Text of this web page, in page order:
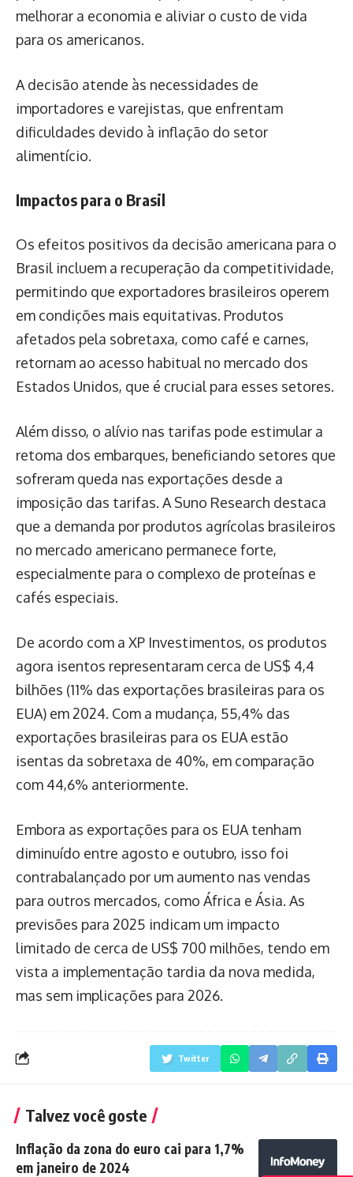
melhorar a economia e aliviar o custo de vida
para os americanos.
A decisão atende às necessidades de
importadores e varejistas, que enfrentam
dificuldades devido à inflação do setor
alimentício.
Impactos para o Brasil
Os efeitos positivos da decisão americana para o
Brasil incluem a recuperação da competitividade,
permitindo que exportadores brasileiros operem
em condições mais equitativas. Produtos
afetados pela sobretaxa, como café e carnes,
retornam ao acesso habitual no mercado dos
Estados Unidos, que é crucial para esses setores.
Além disso, o alívio nas tarifas pode estimular a
retoma dos embarques, beneficiando setores que
sofreram queda nas exportações desde a
imposição das tarifas. A Suno Research destaca
que a demanda por produtos agrícolas brasileiros
no mercado americano permanece forte,
especialmente para o complexo de proteínas e
cafés especiais.
De acordo com a XP Investimentos, os produtos
agora isentos representaram cerca de US$ 4,4
bilhões (11% das exportações brasileiras para os
EUA) em 2024. Com a mudança, 55,4% das
exportações brasileiras para os EUA estão
isentas da sobretaxa de 40%, em comparação
com 44,6% anteriormente.
Embora as exportações para os EUA tenham
diminuído entre agosto e outubro, isso foi
contrabalançado por um aumento nas vendas
para outros mercados, como África e Ásia. As
previsões para 2025 indicam um impacto
limitado de cerca de US$ 700 milhões, tendo em
vista a implementação tardia da nova medida,
mas sem implicações para 2026.
Twitter
Talvez você goste
Inflação da zona do euro cai para 1,7%
em janeiro de 2024